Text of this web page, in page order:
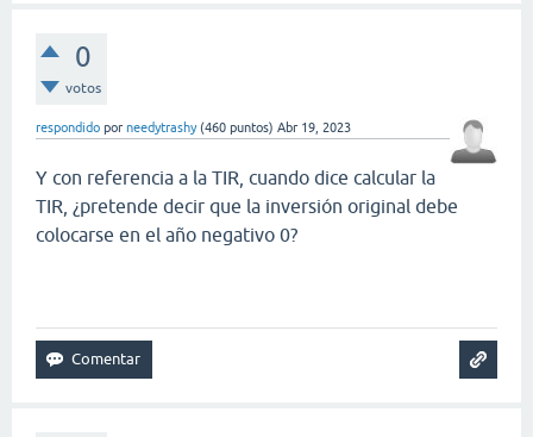
0
votos
respondido por needytrashy (460 puntos) Abr 19, 2023
Y con referencia a la TIR, cuando dice calcular la
TIR, ¿pretende decir que la inversión original debe
colocarse en el año negativo 0?